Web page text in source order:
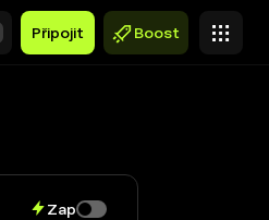
Připojit Boost
Zap